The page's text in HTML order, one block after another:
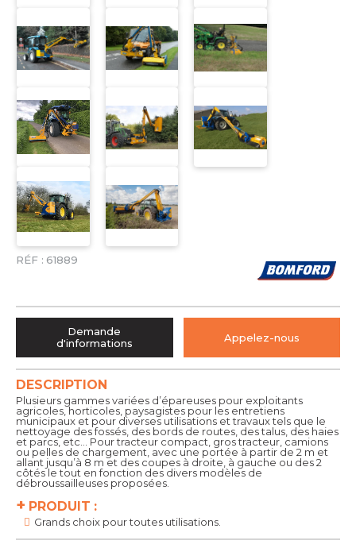
RÉF : 61889
+ PRODUIT :
Grands choix pour toutes utilisations.
DESCRIPTION
Plusieurs gammes variées d’épareuses pour exploitants
agricoles, horticoles, paysagistes pour les entretiens
municipaux et pour diverses utilisations et travaux tels que le
nettoyage des fossés, des bords de routes, des talus, des haies
et parcs, etc... Pour tracteur compact, gros tracteur, camions
ou pelles de chargement, avec une portée à partir de 2 m et
allant jusqu’à 8 m et des coupes à droite, à gauche ou des 2
côtés le tout en fonction des divers modèles de
débroussailleuses proposées.
Demande
d'informations
Appelez-nous